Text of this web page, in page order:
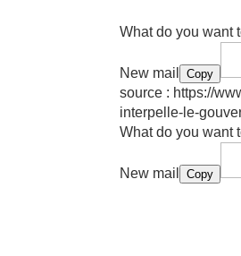
What do you want
New mail Copy
source : https://
interpelle-le-
What do you want
New mail Copy